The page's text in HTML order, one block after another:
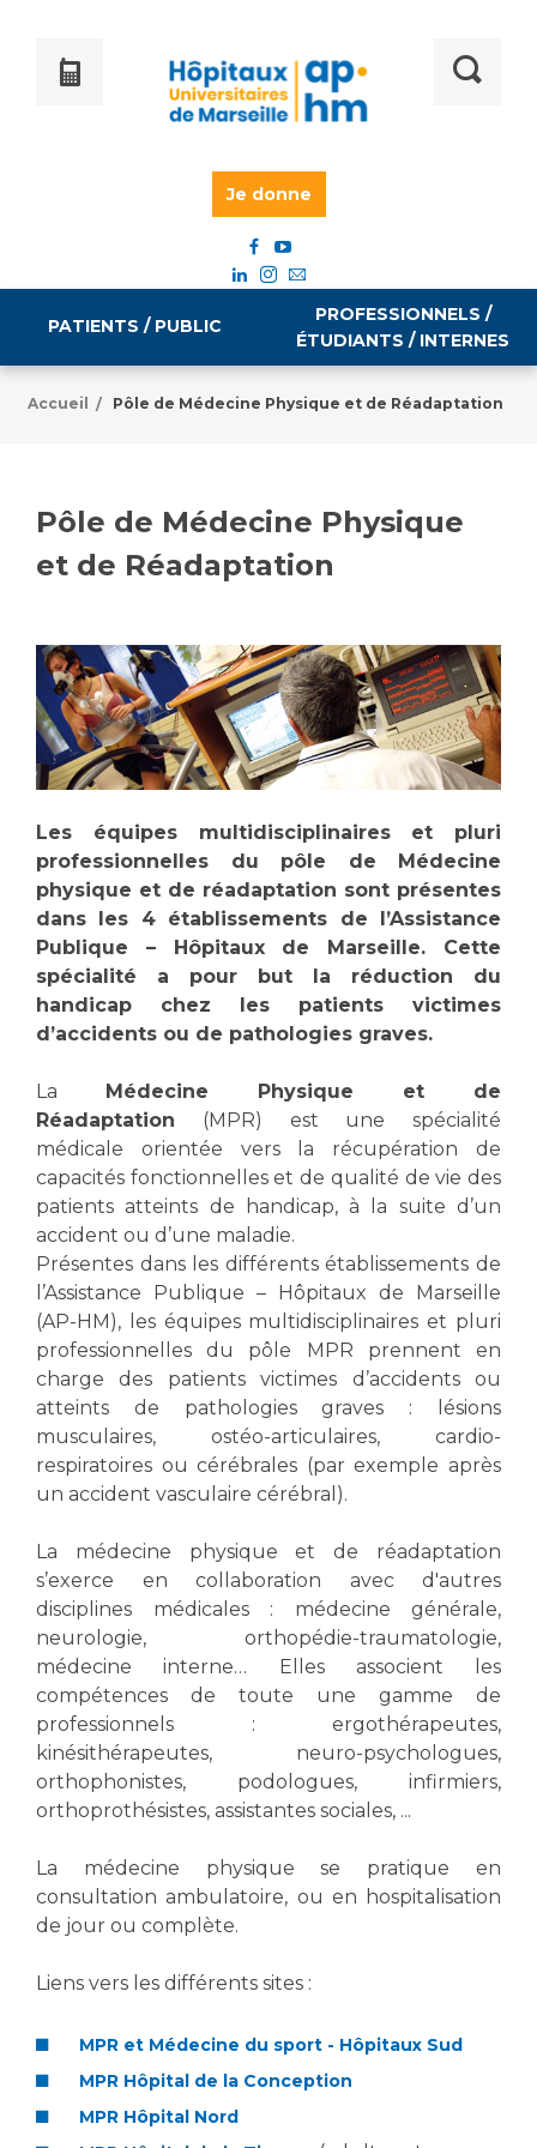
Je donne
PATIENTS / PUBLIC
Tarifs
Vous accompagnez, vous rendez visite à un patient
à réaliser
Vous avez une analyse à réaliser
Vous venez en consultation
myaphm, votre espace santé en ligne
Infos COVID-19
Vivre ensemble à l'hôpital
Culture à l'hôpital
Laïcité et cultes
Les associations
Salon des familles
Transports sanitaires
Vos droits, vos devoirs
Handicap
Handi 13
Pôle Médecine Physique et Réadaptation
Accueil sourds et malentendants
Charte Romain Jacob
Mouvement Parcours Handicap 13
Cancer
Médecine nucléaire
Maladies rares
Maternité Hôpital Nord
La Commission Des Usagers (CDU)
Les Comités Locaux des Usagers
PROFESSIONNELS /
ÉTUDIANTS / INTERNES
Emploi / formation
Emplois médicaux
Espace Formation
Étudiants hospitaliers
Emplois techniques et médico-techniques
Emplois divers
Emplois socio-éducatifs
Statuts
Stages paramédicaux
Chercheurs
La recherche clinique à l'AP-HM
Les structures de recherche
Écoles et Instituts de Formation
Plateforme des internes
Professionnels de santé
Adresser un patient
Réseaux de soins
Adresser un examen au Laboratoire de Biologie
Radiologie / Imagerie
Cancérologie
Les pôles d'activité médicale
Anatomie et Cytologie Pathologiques
Adresser un examen au Laboratoire d'Infectiologie
Centres de référence Maladies Rares
Plateforme d'Expertise Maladies Rares
Communiqués de presse
Dossiers de presse
Fournisseurs
Rôles et missions
Accueil / Pôle de Médecine Physique et de Réadaptation
Pôle de Médecine Physique
et de Réadaptation
Les équipes multidisciplinaires et pluri
professionnelles du pôle de Médecine
physique et de réadaptation sont présentes
dans les 4 établissements de l’Assistance
Publique – Hôpitaux de Marseille. Cette
spécialité a pour but la réduction du
handicap chez les patients victimes
d’accidents ou de pathologies graves.
La
Médecine Physique et de
Réadaptation (MPR) est une spécialité
médicale orientée vers la récupération de
capacités fonctionnelles et de qualité de vie des
patients atteints de handicap, à la suite d’un
accident ou d’une maladie.
Présentes dans les différents établissements de
l’Assistance Publique – Hôpitaux de Marseille
(AP-HM), les équipes multidisciplinaires et pluri
professionnelles du pôle MPR prennent en
charge des patients victimes d’accidents ou
atteints de pathologies graves : lésions
musculaires, ostéo-articulaires, cardio-
respiratoires ou cérébrales (par exemple après
un accident vasculaire cérébral).
La médecine physique et de réadaptation
s’exerce en collaboration avec d'autres
disciplines médicales : médecine générale,
neurologie, orthopédie-traumatologie,
médecine interne… Elles associent les
compétences de toute une gamme de
professionnels : ergothérapeutes,
kinésithérapeutes, neuro-psychologues,
orthophonistes, podologues, infirmiers,
orthoprothésistes, assistantes sociales, ...
La médecine physique se pratique en
consultation ambulatoire, ou en hospitalisation
de jour ou complète.
Liens vers les différents sites :
MPR et Médecine du sport - Hôpitaux Sud
MPR Hôpital de la Conception
MPR Hôpital Nord